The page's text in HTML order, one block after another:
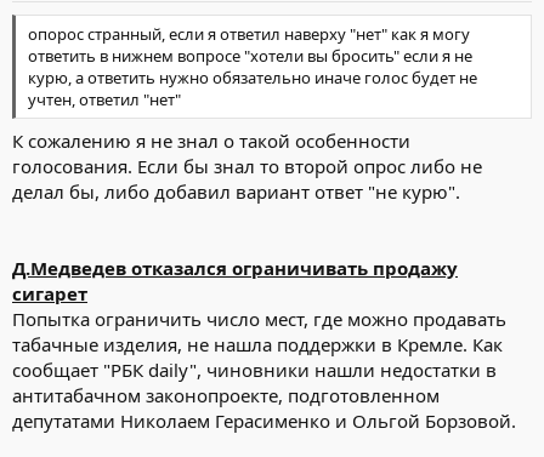
опорос странный, если я ответил наверху "нет" как я могу
ответить в нижнем вопросе "хотели вы бросить" если я не
курю, а ответить нужно обязательно иначе голос будет не
учтен, ответил "нет"
К сожалению я не знал о такой особенности
голосования. Если бы знал то второй опрос либо не
делал бы, либо добавил вариант ответ "не курю".
Д.Медведев отказался ограничивать продажу
сигарет
Попытка ограничить число мест, где можно продавать
табачные изделия, не нашла поддержки в Кремле. Как
сообщает "РБК daily", чиновники нашли недостатки в
антитабачном законопроекте, подготовленном
депутатами Николаем Герасименко и Ольгой Борзовой.